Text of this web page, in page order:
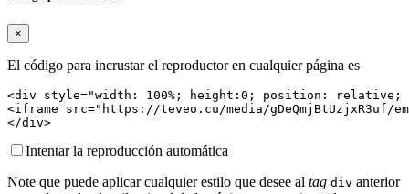
×
El código para incrustar el reproductor en cualquier página es
<div style="width: 100%; height:0; position: relative;
<iframe src="https://teveo.cu/media/
</div>
Intentar la reproducción automática
Note que puede aplicar cualquier estilo que desee al tag div anterior